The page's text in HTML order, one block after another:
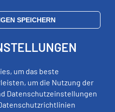
13:00 - 18:00 Uhr
SPEICHERN
um das beste
um die Nutzung der
Datenschutzeinstellungen